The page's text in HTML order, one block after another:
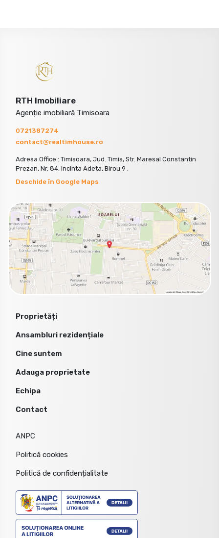
RTH Imobiliare
Agenție imobiliară Timisoara
0721387274
contact@realtimhouse.ro
Adresa Office : Timisoara, Jud. Timis, Str. Maresal Constantin
Prezan, Nr. 84. Incinta Adeta, Birou 9 .
Deschide în Google Maps
Proprietăți
Ansambluri rezidențiale
Cine suntem
Adauga proprietate
Echipa
Contact
ANPC
Politică cookies
Politică de confidențialitate